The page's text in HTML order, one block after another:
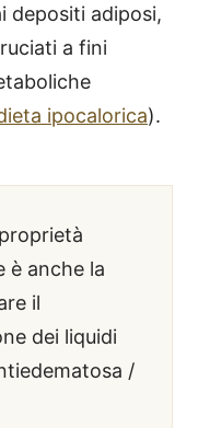
depositi adiposi,
a fini
ipocalorica).
è anche la
il
dei liquidi
/